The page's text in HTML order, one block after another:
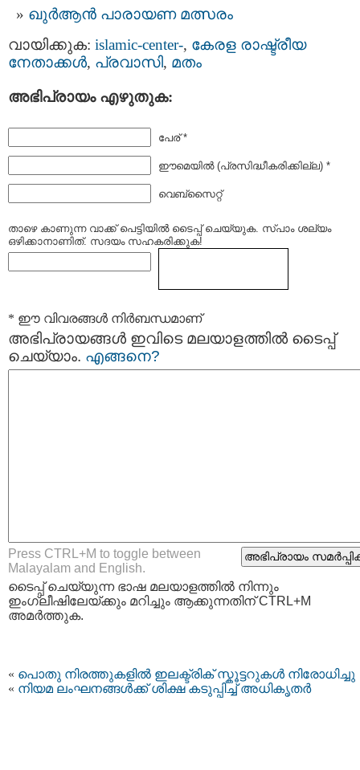
ഖുർആൻ പാരായണ മത്സരം
വായിക്കുക: islamic-center-, കേരള രാഷ്ട്രീയ
നേതാക്കള്‍, പ്രവാസി, മതം
അഭിപ്രായം എഴുതുക:
പേര് *
ഈമെയില്‍ (പ്രസിദ്ധീകരിക്കില്ല) *
വെബ്സൈറ്റ്
താഴെ കാണുന്ന വാക്ക് പെട്ടിയില്‍ ടൈപ്പ്‌ ചെയ്യുക. സ്പാം ശല്യം
ഒഴിക്കാനാണിത്. സദയം സഹകരിക്കുക!
* ഈ വിവരങ്ങള്‍ നിര്‍ബന്ധമാണ്
അഭിപ്രായങ്ങള്‍ ഇവിടെ മലയാളത്തില്‍ ടൈപ്പ്
ചെയ്യാം. എങ്ങനെ?
Press CTRL+M to toggle between
Malayalam and English.
ടൈപ്പ്‌ ചെയ്യുന്ന ഭാഷ മലയാളത്തില്‍ നിന്നും
ഇംഗ്ലീഷിലേയ്ക്കും മറിച്ചും ആക്കുന്നതിന് CTRL+M
അമര്‍ത്തുക.
« പൊതു നിരത്തുകളിൽ ഇലക്ട്രിക് സ്കൂട്ടറുകൾ നിരോധിച്ചു
« നിയമ ലംഘനങ്ങൾക്ക് ശിക്ഷ കടുപ്പിച്ച് അധികൃതർ